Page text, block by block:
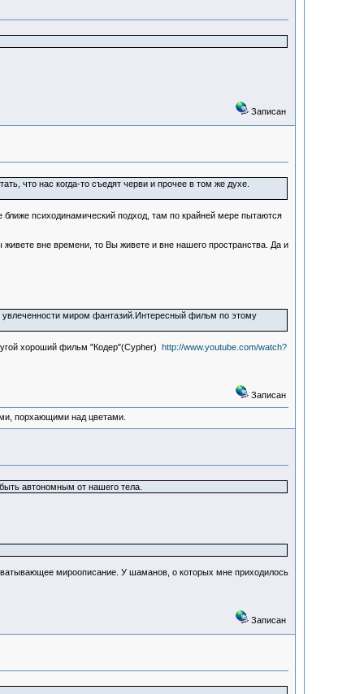
Записан
что нас когда-то съедят черви и прочее в том же духе.
ближе психодинамический подход, там по крайней мере пытаются
вне времени, то Вы живете и вне нашего пространства. Да и
увлеченности миром фантазий.Интересный фильм по этому
хороший фильм "Кодер"(Cypher)
http://www.youtube.com/watch?
Записан
порхающими над цветами.
автономным от нашего тела.
мироописание. У шаманов, о которых мне приходилось
Записан